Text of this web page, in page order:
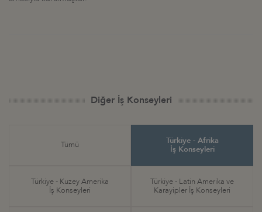
Diğer İş Konseyleri
Tümü
Türkiye - Afrika
İş Konseyleri
Türkiye - Kuzey Amerika
İş Konseyleri
Türkiye - Latin Amerika ve
Karayipler İş Konseyleri